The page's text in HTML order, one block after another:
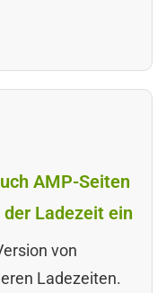
AMP-Seiten
Ladezeit ein
von
Ladezeiten.